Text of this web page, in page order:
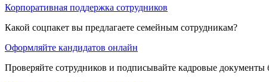
Корпоративная поддержка сотрудников
Какой соцпакет вы предлагаете семейным сотрудникам?
Оформляйте кандидатов онлайн
Проверяйте сотрудников и подписывайте кадровые документы